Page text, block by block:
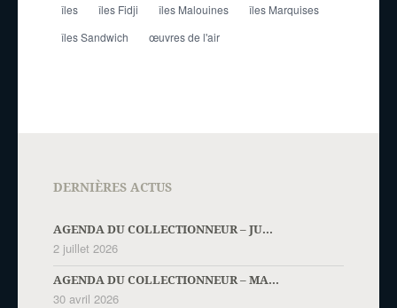
îles
îles Fidji îles Malouines
îles Marquises
îles Sandwich
œuvres de l'air
DERNIÈRES ACTUS
AGENDA DU COLLECTIONNEUR – JU...
2 juillet 2026
AGENDA DU COLLECTIONNEUR – MA...
30 avril 2026